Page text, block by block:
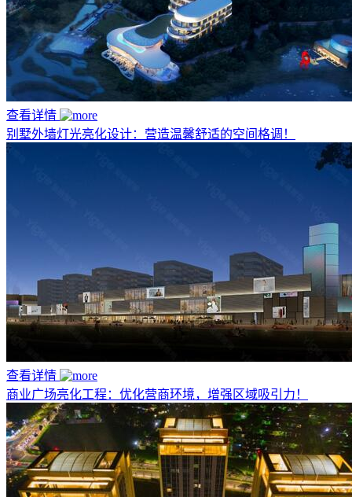
查看详情
别墅外墙灯光亮化设计：营造温馨舒适的空间格调！
查看详情
商业广场亮化工程：优化营商环境，增强区域吸引力！